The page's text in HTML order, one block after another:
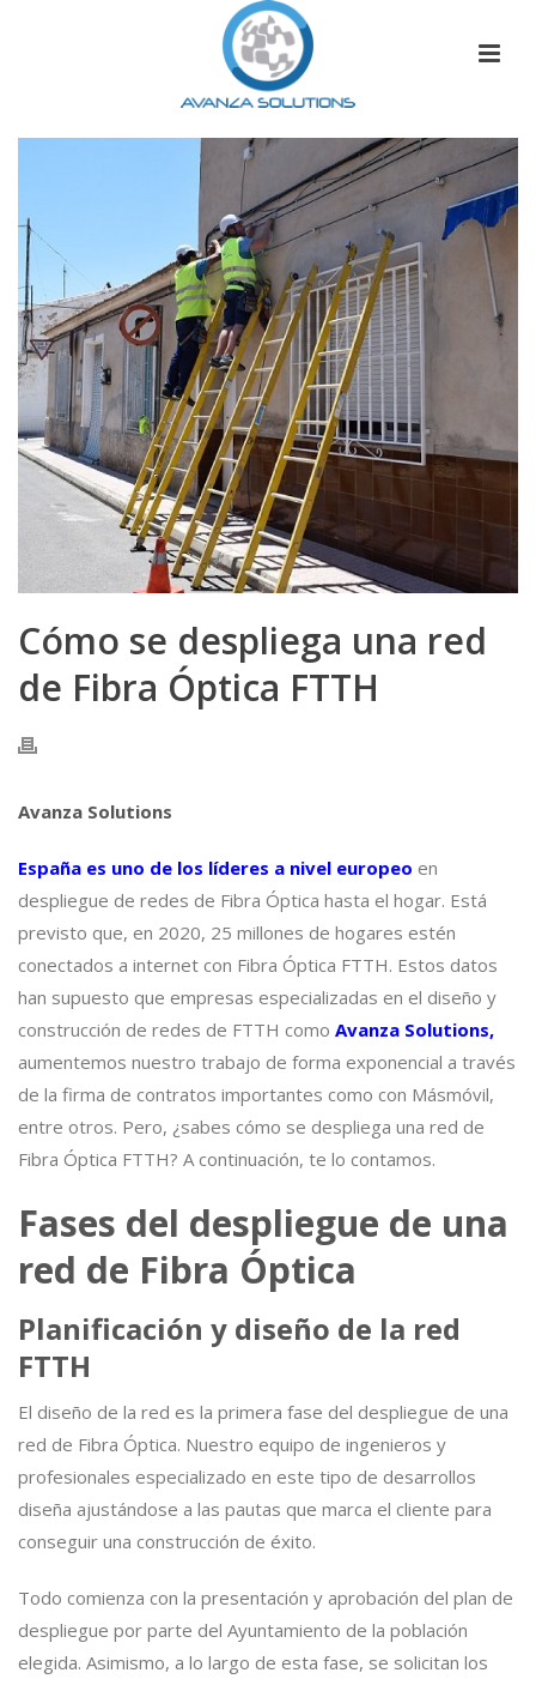
Cómo se despliega una red
de Fibra Óptica FTTH
Avanza Solutions
España es uno de los líderes a nivel europeo en
despliegue de redes de Fibra Óptica hasta el hogar. Está
previsto que, en 2020, 25 millones de hogares estén
conectados a internet con Fibra Óptica FTTH. Estos datos
han supuesto que empresas especializadas en el diseño y
construcción de redes de FTTH como Avanza Solutions,
aumentemos nuestro trabajo de forma exponencial a través
de la firma de contratos importantes como con Másmóvil,
entre otros. Pero, ¿sabes cómo se despliega una red de
Fibra Óptica FTTH? A continuación, te lo contamos.
Fases del despliegue de una
red de Fibra Óptica
Planificación y diseño de la red
FTTH
El diseño de la red es la primera fase del despliegue de una
red de Fibra Óptica. Nuestro equipo de ingenieros y
profesionales especializado en este tipo de desarrollos
diseña ajustándose a las pautas que marca el cliente para
conseguir una construcción de éxito.
Todo comienza con la presentación y aprobación del plan de
despliegue por parte del Ayuntamiento de la población
elegida. Asimismo, a lo largo de esta fase, se solicitan los